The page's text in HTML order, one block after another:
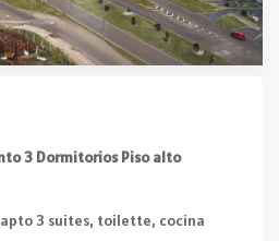
3 Dormitorios Piso alto
3 suites, toilette, cocina